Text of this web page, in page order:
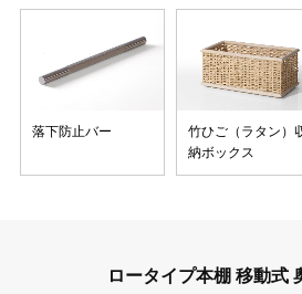
落下防止バー
竹ひご（ラタン）
納ボックス
ロータイプ本棚 移動式